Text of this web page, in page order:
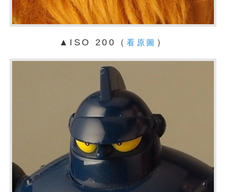
▲ISO 200（ 看原圖 ）